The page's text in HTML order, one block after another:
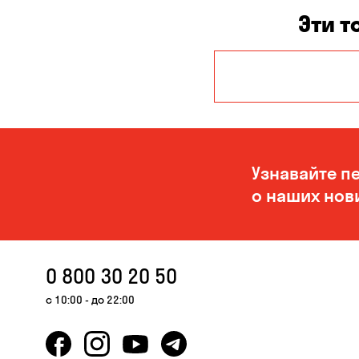
Эти
Белогородка
Вольная
Терешковка
Узнавайте
о наших
0 800 30 20 50
с 10:00 - до 22:00